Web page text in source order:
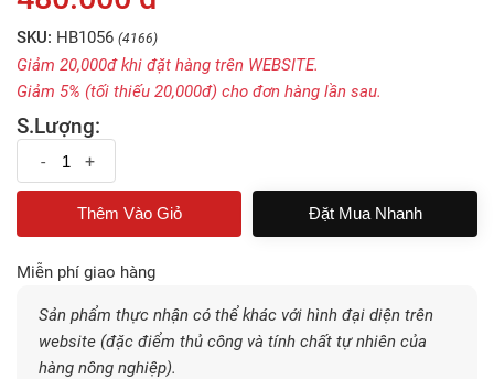
SKU: HB1056 (4166)
Giảm 20,000đ khi đặt hàng trên WEBSITE.
Giảm 5% (tối thiếu 20,000đ) cho đơn hàng lần sau.
S.Lượng:
- +
Đặt Mua Nhanh
Miễn phí giao hàng
Sản phẩm thực nhận có thể khác với hình đại diện trên
website (đặc điểm thủ công và tính chất tự nhiên của
hàng nông nghiệp).